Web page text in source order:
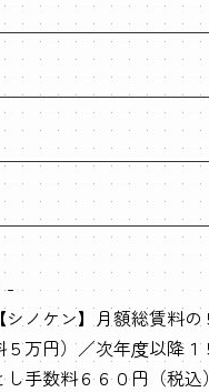
-
ノケン】月額総賃料の
５万円）／次年度以降
手数料６６０円（税